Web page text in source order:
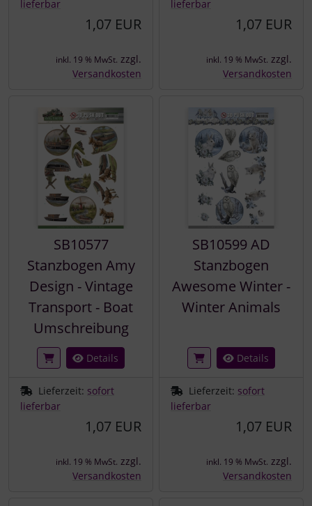
lieferbar
1,07 EUR
inkl. 19 % MwSt. zzgl.
Versandkosten
lieferbar
1,07 EUR
inkl. 19 % MwSt. zzgl.
Versandkosten
SB10577
Stanzbogen Amy
Design - Vintage
Transport - Boat
Umschreibung
Details
Lieferzeit: sofort
lieferbar
1,07 EUR
inkl. 19 % MwSt. zzgl.
Versandkosten
SB10599 AD
Stanzbogen
Awesome Winter -
Winter Animals
Details
Lieferzeit: sofort
lieferbar
1,07 EUR
inkl. 19 % MwSt. zzgl.
Versandkosten